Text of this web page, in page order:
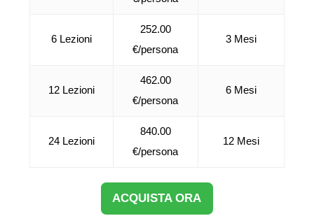
6 Lezioni
252.00
€/persona
3 Mesi
12 Lezioni
462.00
€/persona
6 Mesi
24 Lezioni
840.00
€/persona
12 Mesi
ACQUISTA ORA